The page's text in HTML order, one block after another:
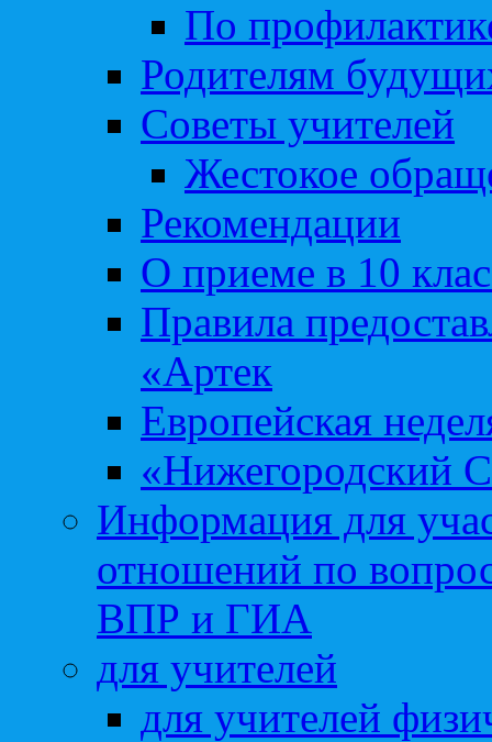
По
Родителям
Советы учителей
Жестокое
Рекомендации
О приеме в 10
Правила
«Артек
Европейская
«Нижегородский
Информация для
отношений по
ВПР и ГИА
для учителей
для учителей